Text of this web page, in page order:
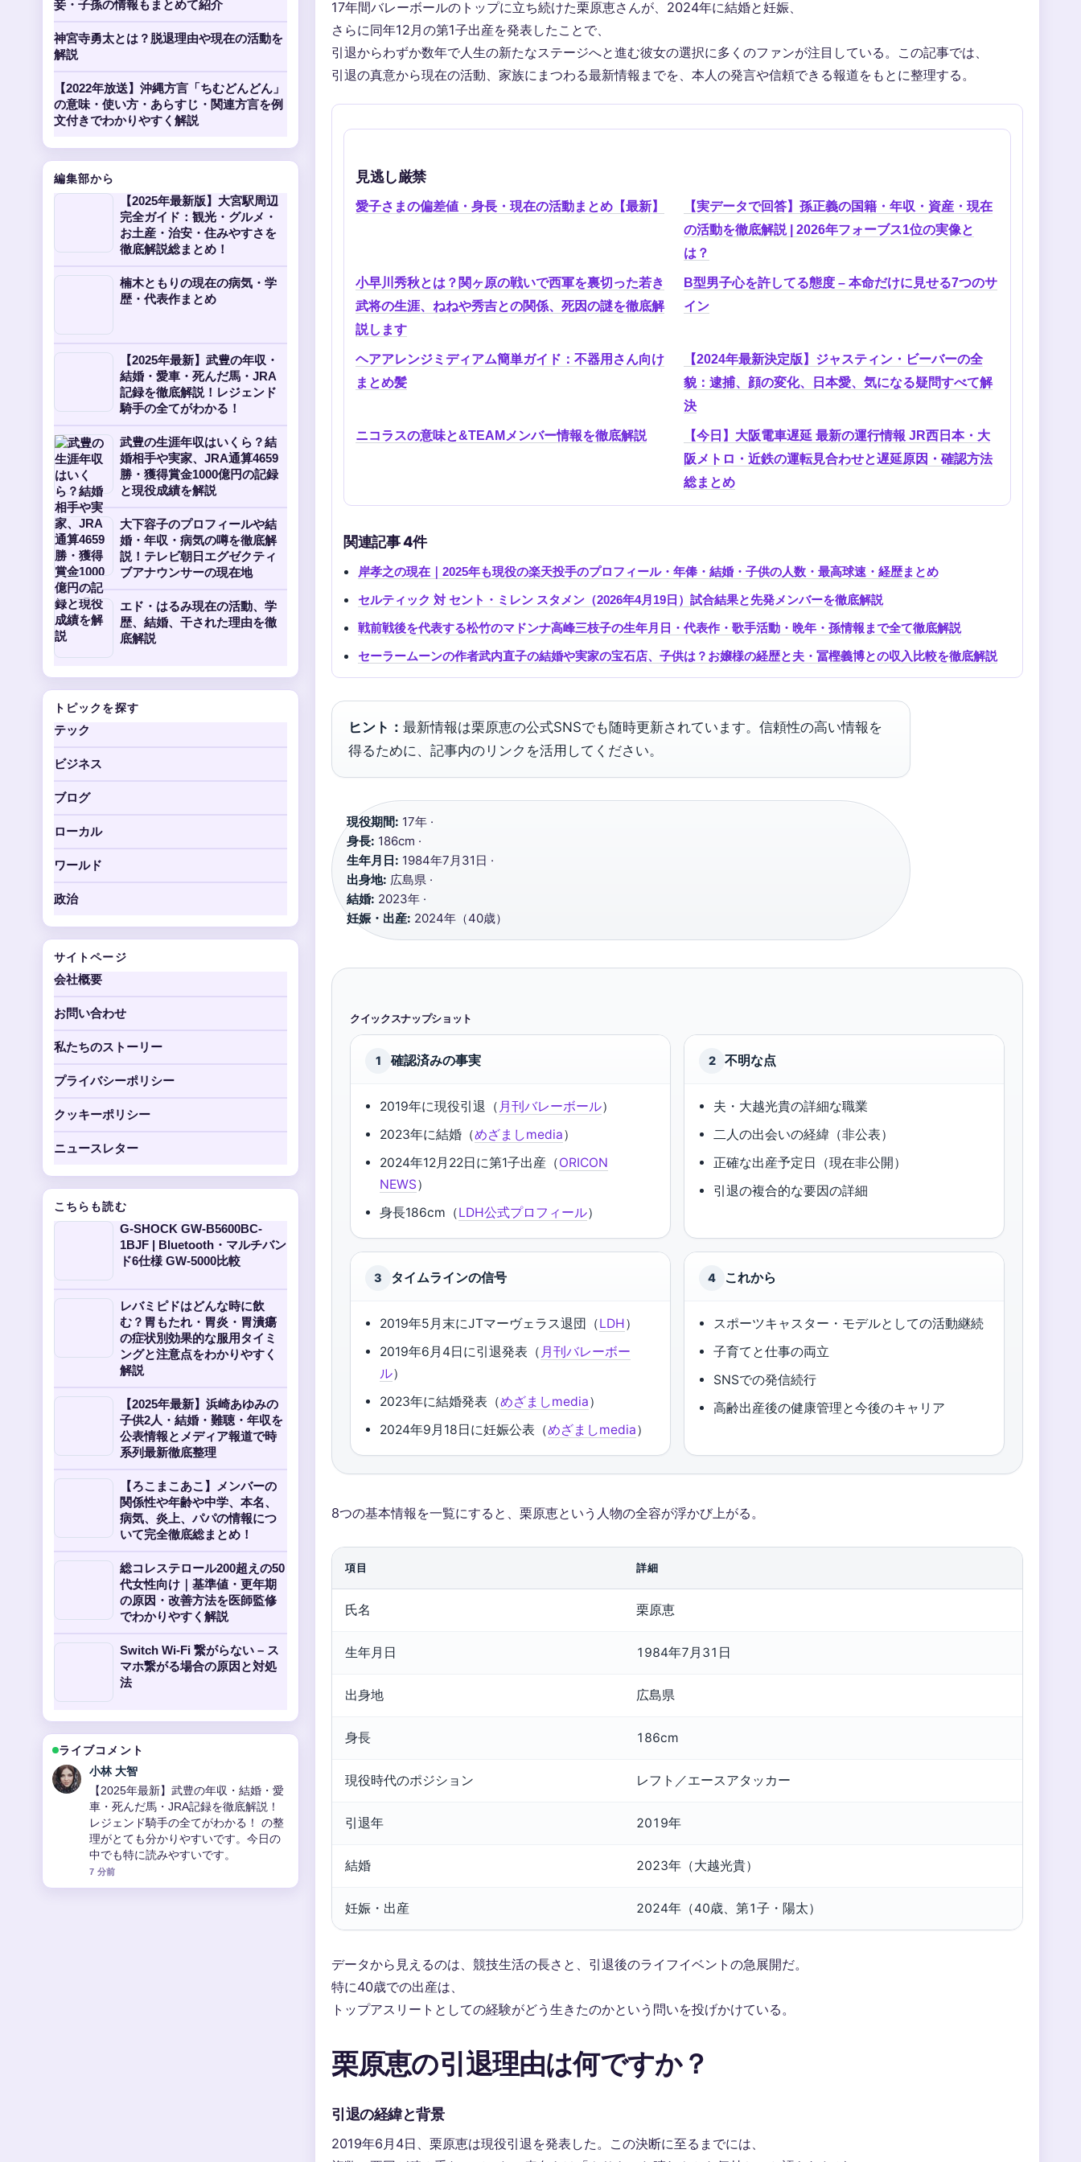
17年間バレーボールのトップに立ち続けた栗原恵さんが、2024年に結婚と妊娠、
さらに同年12月の第1子出産を発表したことで、
引退からわずか数年で人生の新たなステージへと進む彼女の選択に多くのファンが注目している。この記事では、
引退の真意から現在の活動、家族にまつわる最新情報までを、本人の発言や信頼できる報道をもとに整理する。
見逃し厳禁
愛子さまの偏差値・身長・現在の活動まとめ【最新】
【実データで回答】孫正義の国籍・年収・資産・現在
の活動を徹底解説 | 2026年フォーブス1位の実像と
は？
小早川秀秋とは？関ヶ原の戦いで西軍を裏切った若き
武将の生涯、ねねや秀吉との関係、死因の謎を徹底解
説します
B型男子心を許してる態度 – 本命だけに見せる7つのサ
イン
ヘアアレンジミディアム簡単ガイド：不器用さん向け
まとめ髪
【2024年最新決定版】ジャスティン・ビーバーの全
貌：逮捕、顔の変化、日本愛、気になる疑問すべて解
決
ニコラスの意味と&TEAMメンバー情報を徹底解説
【今日】大阪電車遅延 最新の運行情報 JR西日本・大
阪メトロ・近鉄の運転見合わせと遅延原因・確認方法
総まとめ
関連記事 4件
岸孝之の現在｜2025年も現役の楽天投手のプロフィール・年俸・結婚・子供の人数・最高球速・経歴まとめ
セルティック 対 セント・ミレン スタメン（2026年4月19日）試合結果と先発メンバーを徹底解説
戦前戦後を代表する松竹のマドンナ高峰三枝子の生年月日・代表作・歌手活動・晩年・孫情報まで全て徹底解説
セーラームーンの作者武内直子の結婚や実家の宝石店、子供は？お嬢様の経歴と夫・冨樫義博との収入比較を徹底解説
ヒント： 最新情報は栗原恵の公式SNSでも随時更新されています。信頼性の高い情報を
得るために、記事内のリンクを活用してください。
現役期間: 17年 ·
身長: 186cm ·
生年月日: 1984年7月31日 ·
出身地: 広島県 ·
結婚: 2023年 ·
妊娠・出産: 2024年（40歳）
クイックスナップショット
1 確認済みの事実
2019年に現役引退（ 月刊バレーボール）
2023年に結婚（めざましmedia）
2024年12月22日に第1子出産（ORICON
NEWS）
身長186cm（LDH公式プロフィール）
2 不明な点
夫・大越光貴の詳細な職業
二人の出会いの経緯（非公表）
正確な出産予定日（現在非公開）
引退の複合的な要因の詳細
3 タイムラインの信号
2019年5月末にJTマーヴェラス退団（LDH）
2019年6月4日に引退発表（ 月刊バレーボー
ル）
2023年に結婚発表（めざましmedia）
2024年9月18日に妊娠公表（めざましmedia）
4 これから
スポーツキャスター・モデルとしての活動継続
子育てと仕事の両立
SNSでの発信続行
高齢出産後の健康管理と今後のキャリア
8つの基本情報を一覧にすると、栗原恵という人物の全容が浮かび上がる。
項目 詳細
氏名 栗原恵
生年月日 1984年7月31日
出身地 広島県
身長 186cm
現役時代のポジション レフト／エースアタッカー
引退年 2019年
結婚 2023年（大越光貴）
妊娠・出産 2024年（40歳、第1子・陽太）
データから見えるのは、競技生活の長さと、引退後のライフイベントの急展開だ。
特に40歳での出産は、
トップアスリートとしての経験がどう生きたのかという問いを投げかけている。
栗原恵の引退理由は何ですか？
引退の経緯と背景
2019年6月4日、栗原恵は現役引退を発表した。この決断に至るまでには、
妾・子孫の情報もまとめて紹介
神宮寺勇太とは？脱退理由や現在の活動を
解説
【2022年放送】沖縄方言「ちむどんどん」
の意味・使い方・あらすじ・関連方言を例
文付きでわかりやすく解説
編集部から
【2025年最新版】大宮駅周辺
完全ガイド：観光・グルメ・
お土産・治安・住みやすさを
徹底解説総まとめ！
楠木ともりの現在の病気・学
歴・代表作まとめ
【2025年最新】武豊の年収・
結婚・愛車・死んだ馬・JRA
記録を徹底解説！レジェンド
騎手の全てがわかる！
武豊の生涯年収はいくら？結
婚相手や実家、JRA通算4659
勝・獲得賞金1000億円の記録
と現役成績を解説
大下容子のプロフィールや結
婚・年収・病気の噂を徹底解
説！テレビ朝日エグゼクティ
ブアナウンサーの現在地
エド・はるみ現在の活動、学
歴、結婚、干された理由を徹
底解説
トピックを探す
テック
ビジネス
ブログ
ローカル
ワールド
政治
サイトページ
会社概要
お問い合わせ
私たちのストーリー
プライバシーポリシー
クッキーポリシー
ニュースレター
こちらも読む
G-SHOCK GW-B5600BC-
1BJF | Bluetooth・マルチバン
ド6仕様 GW-5000比較
レバミピドはどんな時に飲
む？胃もたれ・胃炎・胃潰瘍
の症状別効果的な服用タイミ
ングと注意点をわかりやすく
解説
【2025年最新】浜崎あゆみの
子供2人・結婚・難聴・年収を
公表情報とメディア報道で時
系列最新徹底整理
【ろこまこあこ】メンバーの
関係性や年齢や中学、本名、
病気、炎上、パパの情報につ
いて完全徹底総まとめ！
総コレステロール200超えの50
代女性向け｜基準値・更年期
の原因・改善方法を医師監修
でわかりやすく解説
Switch Wi-Fi 繋がらない – ス
マホ繋がる場合の原因と対処
法
ライブコメント
田中 美咲
【2025年最新版】大宮駅周辺完全ガイ
ド：観光・グルメ・お土産・治安・住
みやすさを徹底解説総まとめ！ を追っ
ていますが、この解説は落ち着いてい
て信頼できます。
9 分前